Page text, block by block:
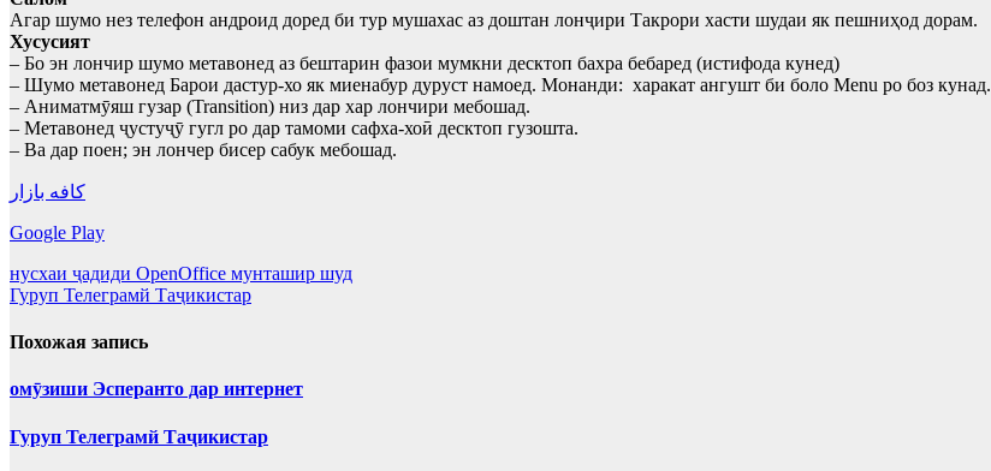
Агар шумо нез телефон андроид доред би тур мушахас аз доштан лонҷири Такрори хасти шудаи як пешниҳод дорам.
Хусусият
– Бо эн лончир шумо метавонед аз бештарин фазои мумкни десктоп бахра бебаред (истифода кунед)
– Шумо метавонед Барои дастур-хо як миенабур дуруст намоед. Монанди: харакат ангушт би боло Menu ро боз кунад.
– Аниматмӯяш гузар (Transition) низ дар хар лончири мебошад.
– Метавонед ҷустуҷӯ гугл ро дар тамоми сафха-хоӣ десктоп гузошта.
– Ва дар поен; эн лончер бисер сабук мебошад.
کافه بازار
Google Play
Навигация
по
записям
нусхаи ҷадиди OpenOffice мунташир шуд
Гуруп Телеграмй Таҷикистар
Похожая запись
омӯзиши Эсперанто дар интернет
Гуруп Телеграмй Таҷикистар